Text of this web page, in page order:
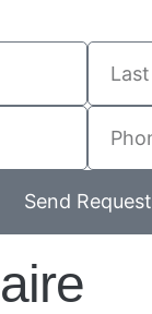
Send Request